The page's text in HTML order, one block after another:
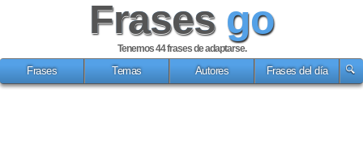
Frases go
Tenemos 44frases de adaptarse.
Frases
Temas Autores Frases del día